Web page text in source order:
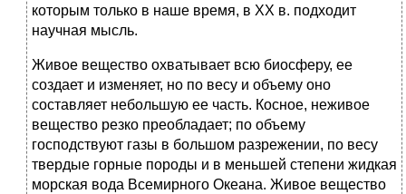
которым только в наше время, в XX в. подходит
научная мысль.
Живое вещество охватывает всю биосферу, ее
создает и изменяет, но по весу и объему оно
составляет небольшую ее часть. Косное, неживое
вещество резко преобладает; по объему
господствуют газы в большом разрежении, по весу
твердые горные породы и в меньшей степени жидкая
морская вода Всемирного Океана. Живое вещество